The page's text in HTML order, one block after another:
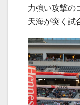
力強い攻撃の
天海が突く試